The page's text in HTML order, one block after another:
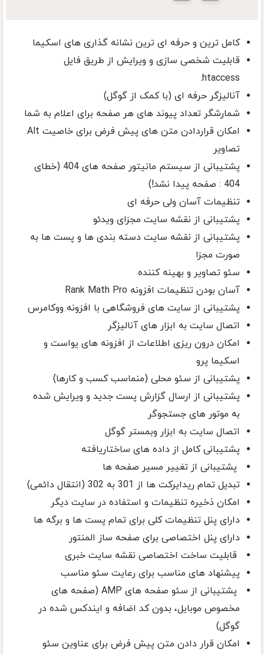
کامل ترین و حرفه ای ترین نشانه گذاری های اسکیما
قابلیت شخصی سازی و ویرایش از طریق فایل
htaccess.
آنالیزگر حرفه ای (با کمک از گوگل)
شمارشگر تعداد پیوند های هر صفحه برای اعلام به شما
امکان قراردادن متن های پیش فرض برای خاصیت Alt
تصاویر
پشتیبانی از سیستم مانیتور صفحه های 404 (خطای
404 : صفحه پیدا نشد!)
تنظیمات آسان ولی حرفه ای
پشتیبانی از نقشه سایت مجزای ویدئو
پشتیبانی از نقشه سایت دسته بندی ها و پست ها به
صورت مجزا
سئو تصاویر و بهینه کننده
آسان بودن تنظیمات افزونه Rank Math Pro
پشتیبانی از سایت های فروشگاهی با افزونه ووکامرس
اتصال سایت به ابزار های آنالیزگر
امکان درون ریزی اطلاعات از افزونه های یواست و
اسکیما پرو
پشتیبانی از سئو محلی (منماسب کسب و کارها)
پشتیبانی از ارسال گزارش پست جدید و ویرایش شده
به موتور های جستجوگر
اتصال سایت به ابزار وبمستر گوگل
پشتیبانی کامل از داده های ساختاریافته
پشتیبانی از تغییر مسیر صفحه ها
تبدیل تمام ریدایرکت ها از 301 به 302 (انتقال دائمی)
امکان ذخیره تنظیمات و استفاده در سایت دیگر
دارای پنل تنظیمات کلی برای تمام پست ها و برگه ها
دارای پنل اختصاصی برای صفحه ساز المنتور
قابلیت ساخت اختصاصی نقشه سایت خبری
پیشنهاد های مناسب برای رعایت سئو مناسب
پشتیبانی از سئو صفحه های AMP (صفحه های
مخصوص موبایل، بدون کد اضافه و ایندکس شده در
گوگل)
امکان قرار دادن متن پیش فرض برای عناوین سئو